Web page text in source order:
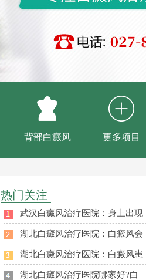
背部白癜风 更多项目
热门关注
武汉白癜风治疗医院：身上出现
湖北白癜风治疗医院：白癜风会
湖北白癜风治疗医院：白癜风患
湖北白癜风治疗医院哪家好?白